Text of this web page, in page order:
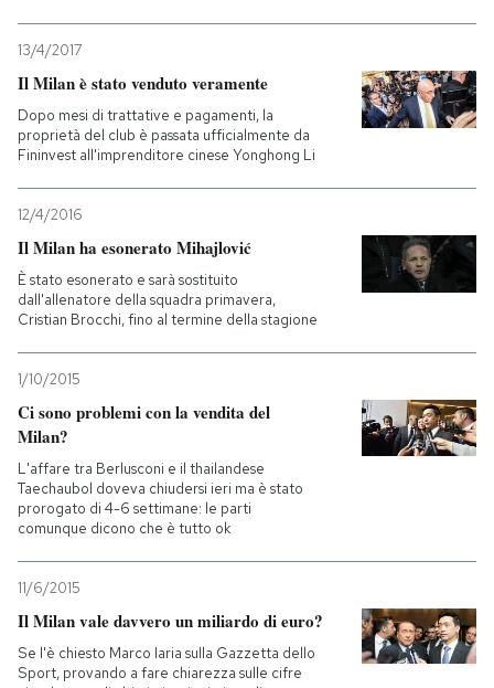
13/4/2017
Il Milan è stato venduto veramente
Dopo mesi di trattative e pagamenti, la
proprietà del club è passata ufficialmente da
Fininvest all'imprenditore cinese Yonghong Li
12/4/2016
Il Milan ha esonerato Mihajlović
È stato esonerato e sarà sostituito
dall'allenatore della squadra primavera,
Cristian Brocchi, fino al termine della stagione
1/10/2015
Ci sono problemi con la vendita del
Milan?
L'affare tra Berlusconi e il thailandese
Taechaubol doveva chiudersi ieri ma è stato
prorogato di 4-6 settimane: le parti
comunque dicono che è tutto ok
11/6/2015
Il Milan vale davvero un miliardo di euro?
Se l'è chiesto Marco Iaria sulla Gazzetta dello
Sport, provando a fare chiarezza sulle cifre